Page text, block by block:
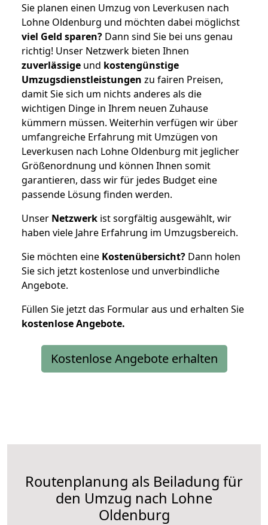
Sie planen einen Umzug von Leverkusen nach
Lohne Oldenburg und möchten dabei möglichst
viel Geld sparen? Dann sind Sie bei uns genau
richtig! Unser Netzwerk bieten Ihnen
zuverlässige und kostengünstige
Umzugsdienstleistungen zu fairen Preisen,
damit Sie sich um nichts anderes als die
wichtigen Dinge in Ihrem neuen Zuhause
kümmern müssen. Weiterhin verfügen wir über
umfangreiche Erfahrung mit Umzügen von
Leverkusen nach Lohne Oldenburg mit jeglicher
Größenordnung und können Ihnen somit
garantieren, dass wir für jedes Budget eine
passende Lösung finden werden.
Unser Netzwerk ist sorgfältig ausgewählt, wir
haben viele Jahre Erfahrung im Umzugsbereich.
Sie möchten eine Kostenübersicht? Dann holen
Sie sich jetzt kostenlose und unverbindliche
Angebote.
Füllen Sie jetzt das Formular aus und erhalten Sie
kostenloseAngebote.
Kostenlose Angebote erhalten
Routenplanung als Beiladung für
den Umzug nach Lohne
Oldenburg